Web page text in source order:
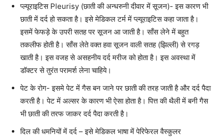
प्ल्यूराइटिस Pleurisy (छाती की अन्धरुनी दीवार में सूजन)- इस कारण भी
छाती में दर्द हो सकता है। इसे मेडिकल टर्म में प्ल्यूराइटिस कहा जाता है।
इसमें फेफड़े के उपरी सतह पर सूजन आ जाती है। साँस लेने में बहुत
तकलीफ होती है। साँस लेते वक्त हवा सूजन वाली सतह (झिल्ली) से रगड़
खाती है। इस वजह से असहनीय दर्द मरीज को होता है। इस अवस्था में
डॉक्टर से तुरंत परामर्श लेना चाहिये।
पेट के रोग- इसमे पेट में गैस बन जाने पर छाती की तरह जाती है और दर्द पैदा
करती है। पेट में अल्सर के कारण भी ऐसा होता है। पित्त की थैली में बनी गैस
भी छाती की तरफ जाकर दर्द पैदा करती है।
दिल की धमनियों में दर्द – इसे मेडिकल भाषा में पेरिफेरल वैस्कुलर